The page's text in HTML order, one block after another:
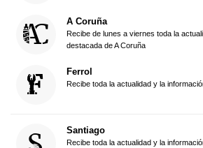
A Coruña
Recibe de lunes a viernes toda la
destacada de A Coruña
Ferrol
Recibe toda la actualidad y la
Santiago
Recibe toda la actualidad y la